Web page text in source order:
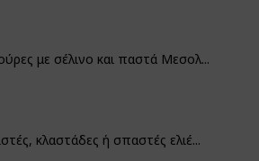
με σέλινο και παστά Μεσολ...
κλαστάδες ή σπαστές ελιέ...